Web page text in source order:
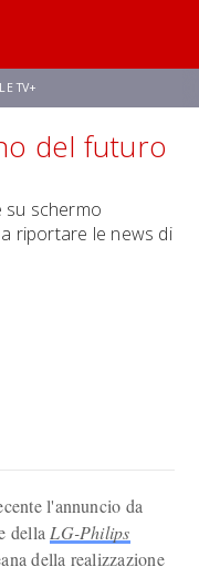
TV+
AVENGERS: DOOMSDAY
del futuro
su schermo
riportare le news di
l'annuncio da
della LG-Philips
della realizzazione